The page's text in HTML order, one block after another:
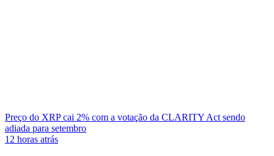
Preço do XRP cai 2% com a votação da CLARITY Act sendo
adiada para setembro
12 horas atrás